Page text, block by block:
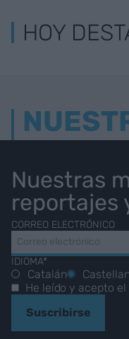
HOY
Nuestras
reportajes
CORREO ELECTRÓNICO
IDIOMA*
Catalán
He leído y acepto el
Suscribirse